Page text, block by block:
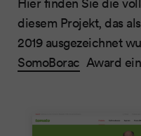
diesem Projekt, das
2019 ausgezeichnet
SomoBorac Award